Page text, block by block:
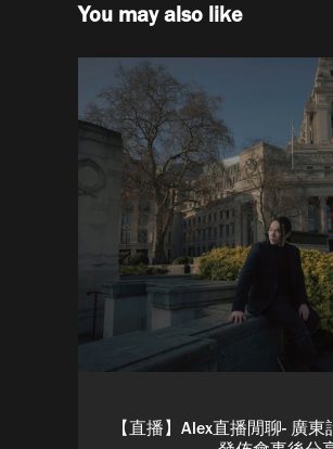
You may also like
【直播】Alex直播閒聊- 廣